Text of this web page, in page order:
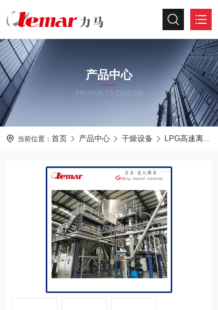
产品中心
PRODUCTS CENTER
当前位置： 首页 产品中心 干燥设备 LPG高速离心喷雾干燥机